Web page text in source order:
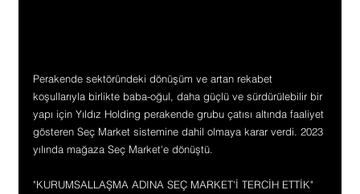
Perakende sektöründeki dönüşüm ve artan rekabet
koşullarıyla birlikte baba-oğul, daha güçlü ve sürdürülebilir bir
yapı için Yıldız Holding perakende grubu çatısı altında faaliyet
gösteren Seç Market sistemine dahil olmaya karar verdi. 2023
yılında mağaza Seç Market'e dönüştü.
"KURUMSALLAŞMA ADINA SEÇ MARKET'İ TERCİH ETTİK"